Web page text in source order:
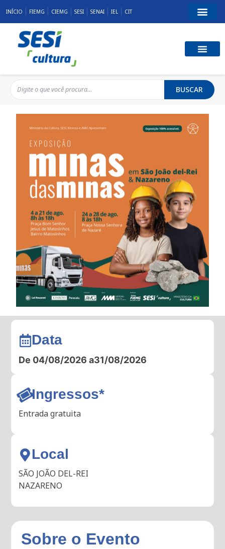
INÍCIO FIEMG CIEMG SESI SENAI IEL CIT
BUSCAR
Data
De 04/08/2026 a31/08/2026
Ingressos*
Entrada gratuita
Local
SÃO JOÃO DEL-REI
NAZARENO
Sobre o Evento